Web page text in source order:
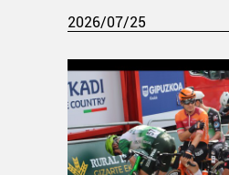
2026/07/25